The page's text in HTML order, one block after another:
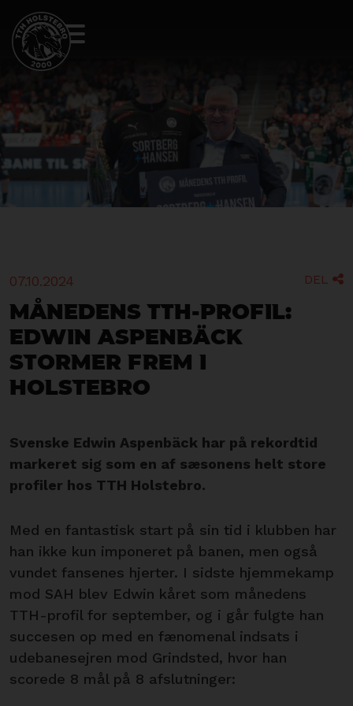
07.10.2024 DEL 
Månedens TTH-profil:
Edwin Aspenbäck
stormer frem i
Holstebro
Svenske Edwin Aspenbäck har på rekordtid
markeret sig som en af sæsonens helt store
profiler hos TTH Holstebro.
Med en fantastisk start på sin tid i klubben har
han ikke kun imponeret på banen, men også
vundet fansenes hjerter. I sidste hjemmekamp
mod SAH blev Edwin kåret som månedens
TTH-profil for september, og i går fulgte han
succesen op med en fænomenal indsats i
udebanesejren mod Grindsted, hvor han
scorede 8 mål på 8 afslutninger: